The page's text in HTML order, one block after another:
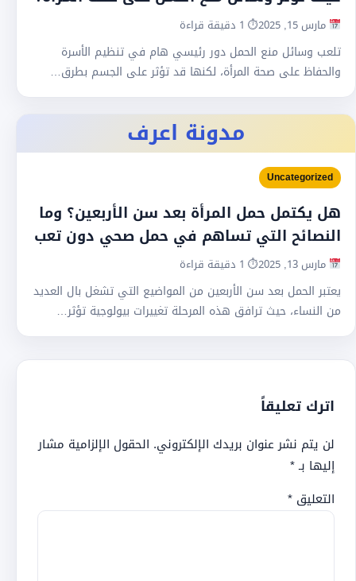
مارس 15, 2025 ⏱ 1 دقيقة قراءة
تلعب وسائل منع الحمل دور رئيسي هام في تنظيم الأسرة
والحفاظ على صحة المرأة، لكنها قد تؤثر على الجسم بطرق…
مدونة اعرف
Uncategorized
هل يكتمل حمل المرأة بعد سن الأربعين؟ وما
النصائح التي تساهم في حمل صحي دون تعب
مارس 13, 2025 ⏱ 1 دقيقة قراءة
يعتبر الحمل بعد سن الأربعين من المواضيع التي تشغل بال العديد
من النساء، حيث ترافق هذه المرحلة تغييرات بيولوجية تؤثر…
اترك تعليقاً
لن يتم نشر عنوان بريدك الإلكتروني. الحقول الإلزامية مشار
إليها بـ*
التعليق *